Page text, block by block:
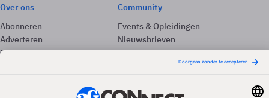
Over ons
Abonneren
Adverteren
Contact
Community
Events & Opleidingen
Nieuwsbrieven
Vacatures